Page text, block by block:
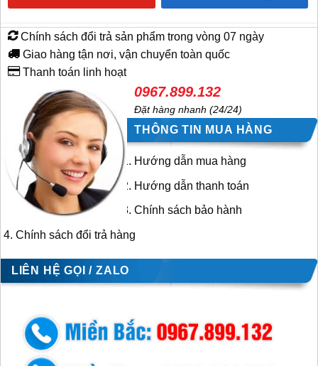
số
lượng
Chính sách đổi trả sản phẩm trong vòng 07 ngày
Giao hàng tận nơi, vận chuyển toàn quốc
Thanh toán linh hoạt
0967.899.132
Đặt hàng nhanh (24/24)
THÔNG TIN MUA HÀNG
Hướng dẫn mua hàng
Hướng dẫn thanh toán
Chính sách bảo hành
Chính sách đổi trả hàng
LIÊN HỆ GỌI / ZALO